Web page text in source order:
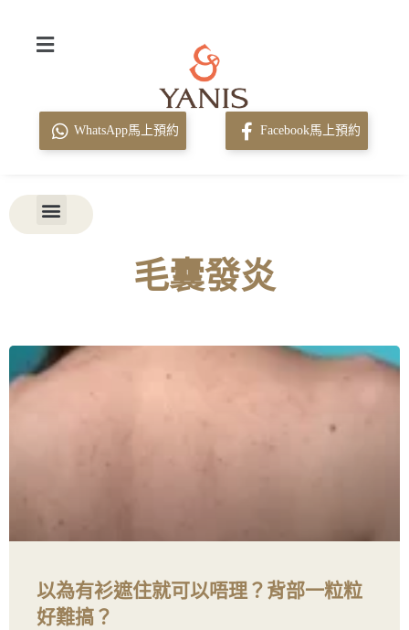
WhatsApp馬上預約 Facebook馬上預約
毛囊發炎
以為有衫遮住就可以唔理？背部一粒粒
好難搞？